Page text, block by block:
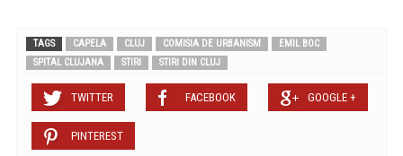
TAGS CAPELA CLUJ COMISIA DE URBANISM
EMIL BOC
SPITAL CLUJANA
STIRI STIRI DIN CLUJ
TWITTER FACEBOOK GOOGLE +
PINTEREST